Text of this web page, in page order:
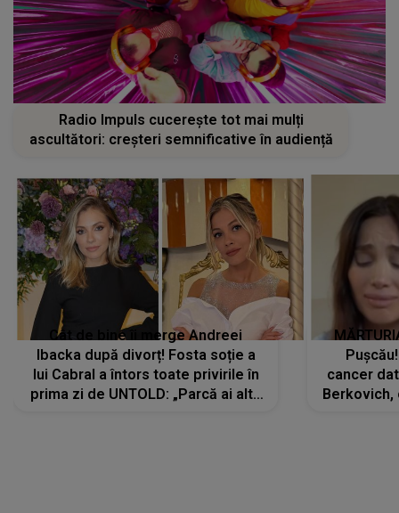
Radio Impuls cucerește tot mai mulți
ascultători: creșteri semnificative în audiență
Cât de bine îi merge Andreei
Ibacka după divorț! Fosta soție a
lui Cabral a întors toate privirile în
prima zi de UNTOLD: „Parcă ai altă
cancer
Berkovich,